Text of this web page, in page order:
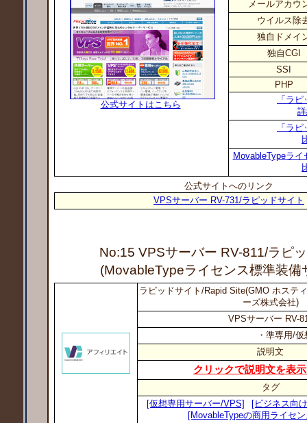
公式サイトはこちら
メールアカウ
ウイルス除
独自ドメイ
独自CGI
SSI
PHP
「ラ
「ラ
MovableTypeラ
公式サイトへのリンク
VPSサーバー RV-731/ラピッドサイト
No:15 VPSサーバー RV-811/ラピ
(MovableTypeライセンス標準装備
ラピッドサイト/Rapid Site(GMO ホステ
ーズ株式会社)
VPSサーバー RV-
・準専用/
説明文
クリックで説明文を表
タグ
[仮想専用サーバー/VPS]
[ビジネス向
[MovableTypeの商用ライセ